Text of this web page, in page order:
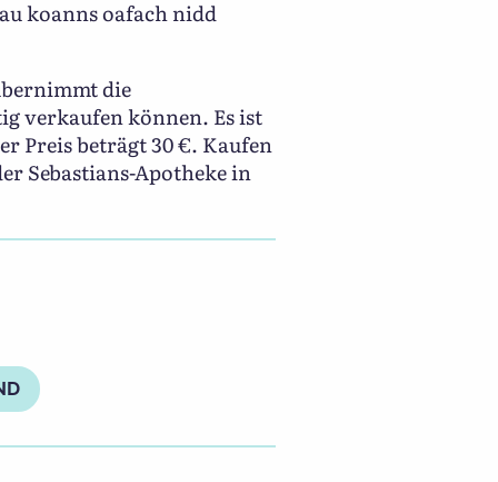
koanns oafach nidd
die
verkaufen können. Es ist
Preis beträgt 30 €. Kaufen
Sebastians-Apotheke in